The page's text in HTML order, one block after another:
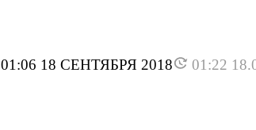
01:06 18 СЕНТЯБРЯ 2018 01:22